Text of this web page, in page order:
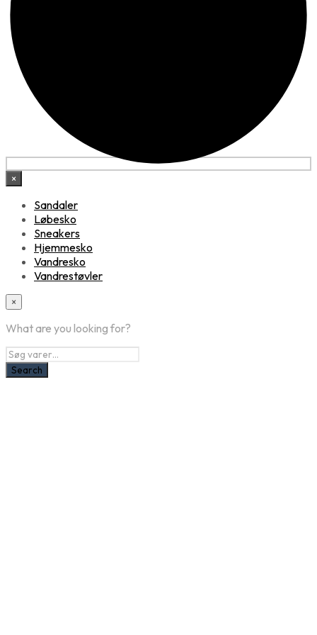
×
Sandaler
Løbesko
Sneakers
Hjemmesko
Vandresko
Vandrestøvler
×
What are you looking for?